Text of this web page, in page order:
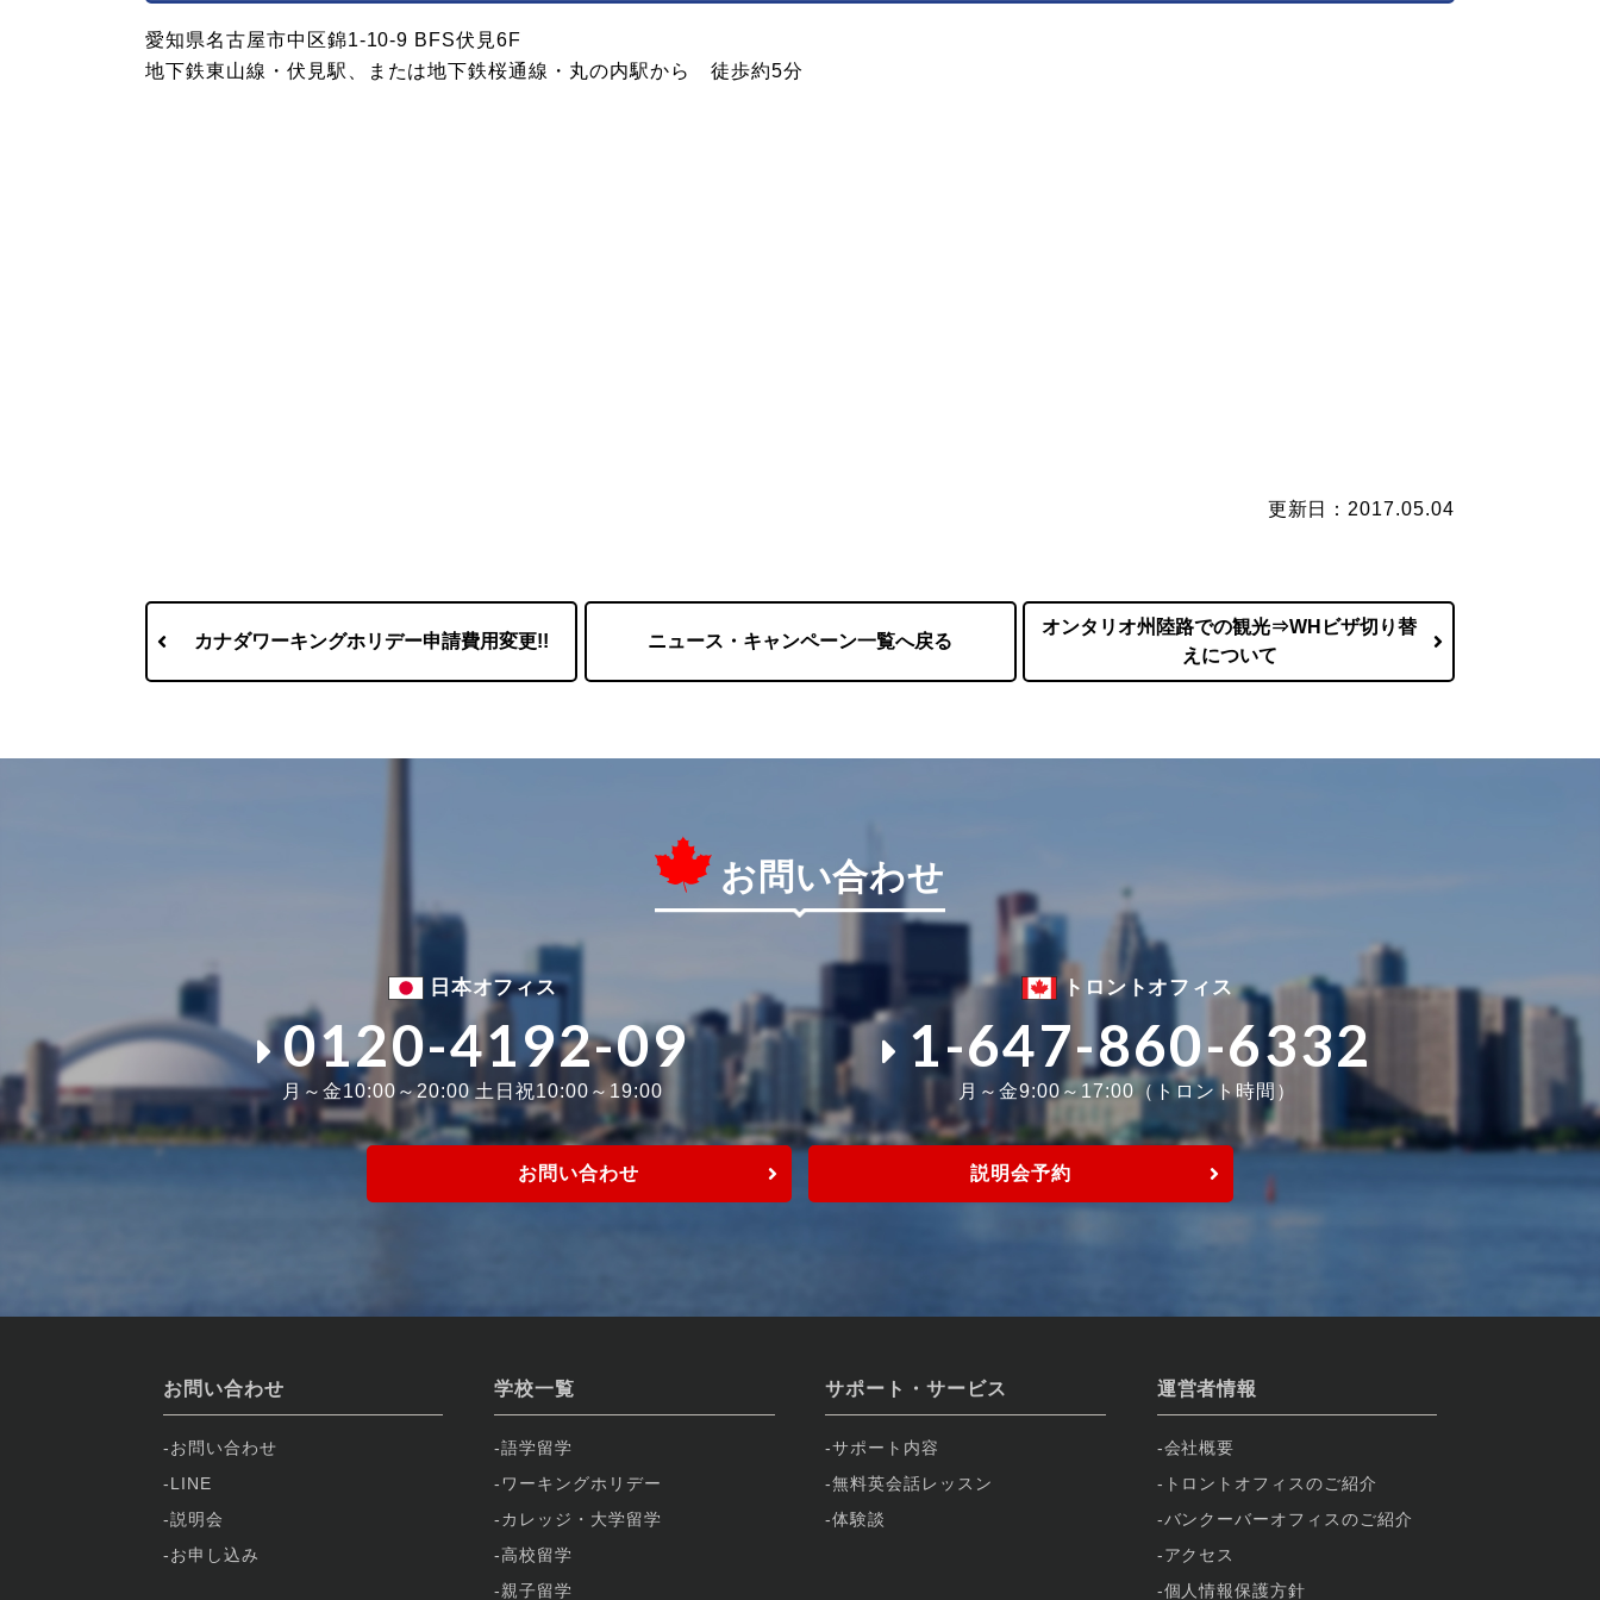
愛知県名古屋市中区錦1-10-9 BFS伏見6F
地下鉄東山線・伏見駅、または地下鉄桜通線・丸の内駅から 徒歩約5分
更新日：2017.05.04
カナダワーキングホリデー申請費用変更!! ニュース・キャンペーン一覧へ戻る
オンタリオ州陸路での観光⇒WHビザ切り替
えについて
お問い合わせ
日本オフィス
0120-4192-09
月～金10:00～20:00 土日祝10:00～19:00
トロントオフィス
1-647-860-6332
月～金9:00～17:00（トロント時間）
お問い合わせ 説明会予約
お問い合わせ
お問い合わせ
LINE
説明会
お申し込み
学校一覧
語学留学
ワーキングホリデー
カレッジ・大学留学
高校留学
親子留学
サポート・サービス
サポート内容
無料英会話レッスン
体験談
運営者情報
会社概要
トロントオフィスのご紹介
バンクーバーオフィスのご紹介
アクセス
個人情報保護方針